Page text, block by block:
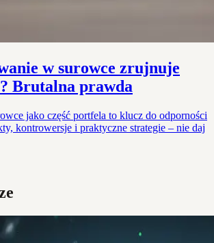
w surowce zrujnuje
Brutalna prawda
jako część portfela to klucz do odporności
kontrowersje i praktyczne strategie – nie daj